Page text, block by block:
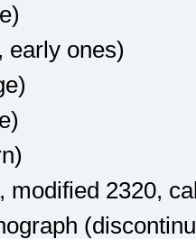
early ones)
modified 2320,